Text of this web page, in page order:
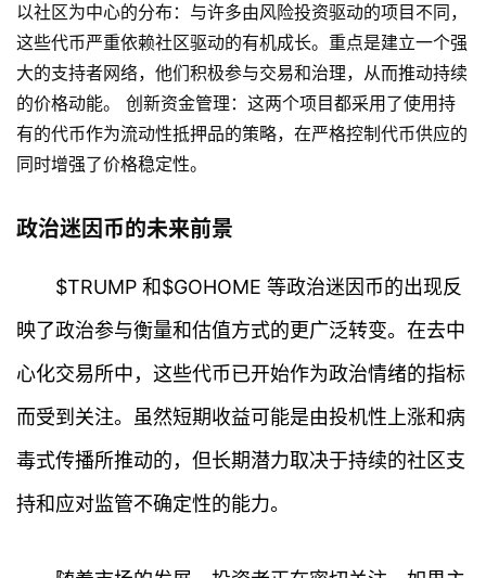
以社区为中心的分布：与许多由风险投资驱动的项目不同，
这些代币严重依赖社区驱动的有机成长。重点是建立一个强
大的支持者网络，他们积极参与交易和治理，从而推动持续
的价格动能。 创新资金管理：这两个项目都采用了使用持
有的代币作为流动性抵押品的策略，在严格控制代币供应的
同时增强了价格稳定性。
政治迷因币的未来前景
$TRUMP 和$GOHOME 等政治迷因币的出现反
映了政治参与衡量和估值方式的更广泛转变。在去中
心化交易所中，这些代币已开始作为政治情绪的指标
而受到关注。虽然短期收益可能是由投机性上涨和病
毒式传播所推动的，但长期潜力取决于持续的社区支
持和应对监管不确定性的能力。